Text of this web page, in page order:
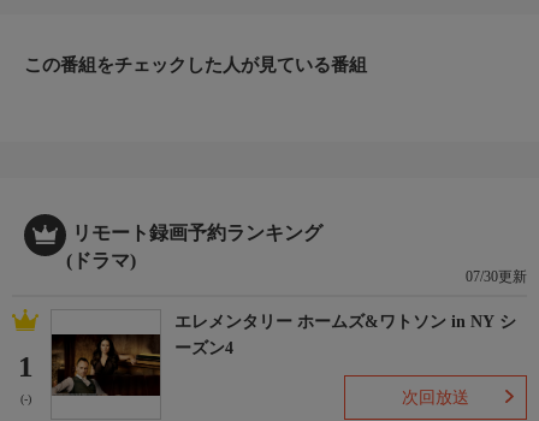
される事件が発生。被害者の容貌がアンジェリの元夫ピエールに
ンジェリ役）、ジャン＝パスカル・ラコスト（リュック・イラン
ドネア役）、クリスチャン・シニジェ（デルヴィル大佐役）
製作総指揮：ドミニク・ランスロット
この番組をチェックした人が見ている番組
リモート録画予約ランキング
(ドラマ)
07/30更新
1
(-)
エレメンタリー ホームズ&ワトソン in NY シ
ーズン4
次回放送